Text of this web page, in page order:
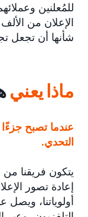
للمُعلنين
الإعلان من
شأنها أن تجعل
ماذا يعني
التحدي.
يتكون فريقنا
إعادة تصور
أولوياتنا،